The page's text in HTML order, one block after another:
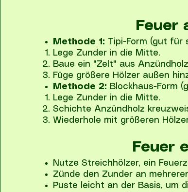
Feuer
Methode 1: Tipi-Form (gut für
Lege Zunder in die Mitte.
Baue ein "Zelt" aus
Füge größere Hölzer außen
Methode 2: Blockhaus-Form
Lege Zunder in die Mitte.
Schichte Anzündholz
Wiederhole mit größeren
Feuer
Nutze Streichhölzer, ein
Zünde den Zunder an
Puste leicht an der Basis, um